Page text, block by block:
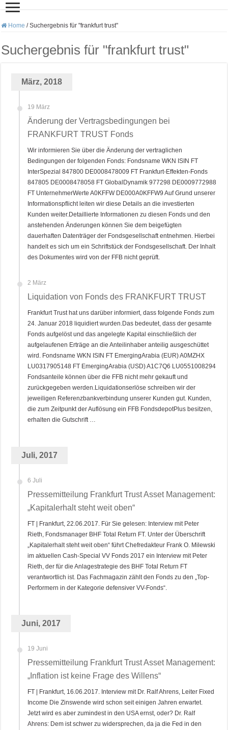
Home / Suchergebnis für "frankfurt trust"
Suchergebnis für "frankfurt trust"
März, 2018
19 März
Änderung der Vertragsbedingungen bei
FRANKFURT TRUST Fonds
Wir informieren Sie über die Änderung der vertraglichen
Bedingungen der folgenden Fonds: Fondsname WKN ISIN FT
InterSpezial 847800 DE0008478009 FT Frankfurt-Effekten-Fonds
847805 DE0008478058 FT GlobalDynamik 977298 DE0009772988
FT UnternehmerWerte A0KFFW DE000A0KFFW9 Auf Grund unserer
Informationspflicht leiten wir diese Details an die investierten
Kunden weiter.Detaillierte Informationen zu diesen Fonds und den
anstehenden Änderungen können Sie dem beigefügten
dauerhaften Datenträger der Fondsgesellschaft entnehmen. Hierbei
handelt es sich um ein Schriftstück der Fondsgesellschaft. Der Inhalt
des Dokumentes wird von der FFB nicht geprüft.
2 März
Liquidation von Fonds des FRANKFURT TRUST
Frankfurt Trust hat uns darüber informiert, dass folgende Fonds zum
24. Januar 2018 liquidiert wurden.Das bedeutet, dass der gesamte
Fonds aufgelöst und das angelegte Kapital einschließlich der
aufgelaufenen Erträge an die Anteilinhaber anteilig ausgeschüttet
wird. Fondsname WKN ISIN FT EmergingArabia (EUR) A0MZHX
LU0317905148 FT EmergingArabia (USD) A1C7Q6 LU0551008294
Fondsanteile können über die FFB nicht mehr gekauft und
zurückgegeben werden.Liquidationserlöse schreiben wir der
jeweiligen Referenzbankverbindung unserer Kunden gut. Kunden,
die zum Zeitpunkt der Auflösung ein FFB FondsdepotPlus besitzen,
erhalten die Gutschrift …
Juli, 2017
6 Juli
Pressemitteilung Frankfurt Trust Asset Management:
„Kapitalerhalt steht weit oben“
FT | Frankfurt, 22.06.2017. Für Sie gelesen: Interview mit Peter
Rieth, Fondsmanager BHF Total Return FT. Unter der Überschrift
„Kapitalerhalt steht weit oben“ führt Chefredakteur Frank O. Milewski
im aktuellen Cash-Special VV Fonds 2017 ein Interview mit Peter
Rieth, der für die Anlagestrategie des BHF Total Return FT
verantwortlich ist. Das Fachmagazin zählt den Fonds zu den „Top-
Performern in der Kategorie defensiver VV-Fonds“.
Juni, 2017
19 Juni
Pressemitteilung Frankfurt Trust Asset Management:
„Inflation ist keine Frage des Willens“
FT | Frankfurt, 16.06.2017. Interview mit Dr. Ralf Ahrens, Leiter Fixed
Income Die Zinswende wird schon seit einigen Jahren erwartet.
Jetzt wird es aber zumindest in den USA ernst, oder? Dr. Ralf
Ahrens: Dem ist schwer zu widersprechen, da ja die Fed in den